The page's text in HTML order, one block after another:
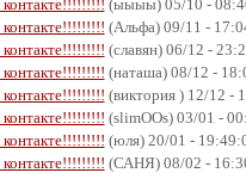
(ыыыы) 05/10 -
(Альфа) 09/11 -
(славян) 06/12 -
(наташа) 08/12 -
(виктория ) 12/12 -
(slimOOs) 03/01 -
(юля) 20/01 -
(САНЯ) 08/02 -